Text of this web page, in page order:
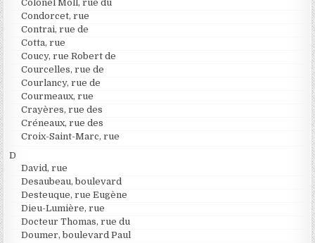
Colonel Moll, rue du
Condorcet, rue
Contrai, rue de
Cotta, rue
Coucy, rue Robert de
Courcelles, rue de
Courlancy, rue de
Courmeaux, rue
Crayères, rue des
Créneaux, rue des
Croix-Saint-Marc, rue
D
David, rue
Desaubeau, boulevard
Desteuque, rue Eugène
Dieu-Lumière, rue
Docteur Thomas, rue du
Doumer, boulevard Paul